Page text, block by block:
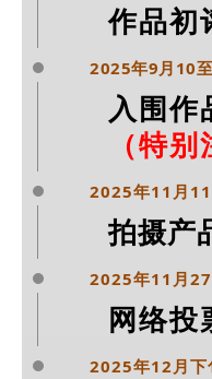
作品初
2025年9月10
入围作
（特别
2025年11月
拍摄产
2025年11月
网络投
2025年12月下